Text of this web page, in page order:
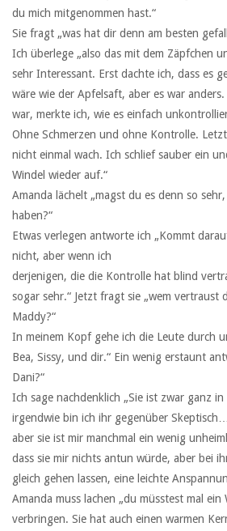
du mich mitgenommen hast.“
Sie fragt „was hat dir denn am besten
Ich überlege „also das mit dem Zäpfchen
sehr Interessant. Erst dachte ich, dass es
wäre wie der Apfelsaft, aber es war
war, merkte ich, wie es einfach
Ohne Schmerzen und ohne Kontrolle.
nicht einmal wach. Ich schlief sauber ein
Windel wieder auf.“
Amanda lächelt „magst du es denn so
haben?“
Etwas verlegen antworte ich „Kommt
nicht, aber wenn ich
derjenigen, die die Kontrolle hat blind
sogar sehr.“ Jetzt fragt sie „wem vertraust
Maddy?“
In meinem Kopf gehe ich die Leute durch
Bea, Sissy, und dir.“ Ein wenig erstaunt
Dani?“
Ich sage nachdenklich „Sie ist zwar ganz
irgendwie bin ich ihr gegenüber
aber sie ist mir manchmal ein wenig
dass sie mir nichts antun würde, aber bei
gleich gehen lassen, eine leichte
Amanda muss lachen „du müsstest mal
verbringen. Sie hat auch einen warmen